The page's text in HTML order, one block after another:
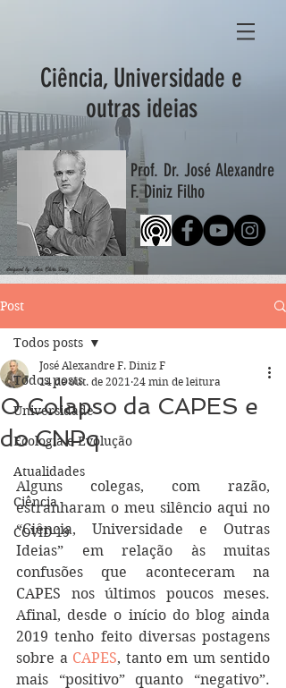
Ciência, Universidade e
outras ideias
Prof. Dr. José Alexandre
F. Diniz Filho
designed by: Ana Clara Diniz
Post
Todos posts
Universidade
Ecologia e Evolução
Atualidades
Ciência
COVID-19
Todos posts
O Colapso da CAPES e
do CNPq
José Alexandre F. Diniz F
14 de out. de 2021 24 min de leitura
Alguns colegas, com razão,
estranharam o meu silêncio aqui no
“Ciência, Universidade e Outras
Ideias” em relação às muitas
confusões que aconteceram na
CAPES nos últimos poucos meses.
Afinal, desde o início do blog ainda
2019 tenho feito diversas postagens
sobre a CAPES, tanto em um sentido
mais “positivo” quanto “negativo”.